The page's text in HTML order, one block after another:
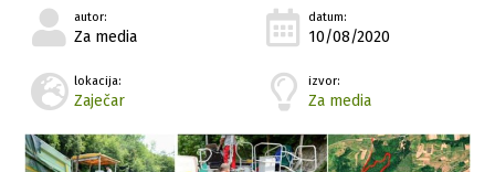
autor:
Za media
datum:
10/08/2020
lokacija:
Zaječar
izvor:
Za media